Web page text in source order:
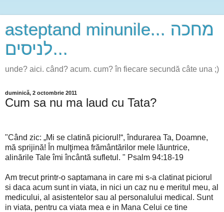
asteptand minunile... מחכה
לניסים...
unde? aici. când? acum. cum? în fiecare secundă câte una ;)
duminică, 2 octombrie 2011
Cum sa nu ma laud cu Tata?
"Când zic: „Mi se clatină piciorul!“, îndurarea Ta, Doamne,
mă sprijină! În mulţimea frământărilor mele lăuntrice,
alinările Tale îmi încântă sufletul. " Psalm 94:18-19
Am trecut printr-o saptamana in care mi s-a clatinat piciorul
si daca acum sunt in viata, in nici un caz nu e meritul meu, al
medicului, al asistentelor sau al personalului medical. Sunt
in viata, pentru ca viata mea e in Mana Celui ce tine